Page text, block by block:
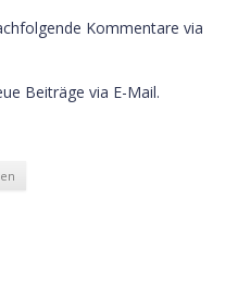
Kommentare via
Beiträge via E-Mail.